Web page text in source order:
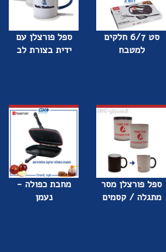
סט 6/7 חלקים
למטבח
ספל פורצלן עם
ידית בצורת לב
ספל פורצלן מסר
מתגלה / קסמים
מחבת כפולה -
נעמן